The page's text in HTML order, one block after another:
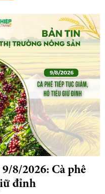
8/2026: Cà phê
đỉnh